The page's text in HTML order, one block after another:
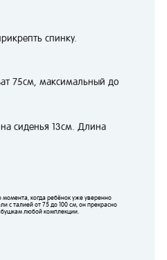
спинку.
75см, максимальный до
сиденья 13см. Длина
момента, когда ребёнок уже уверенно
с талией от 75 до 100 см, он прекрасно
любой комплекции.